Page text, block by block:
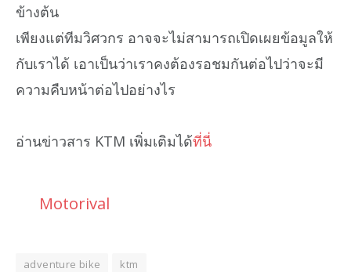
ข้างต้น
เพียงแต่ทีมวิศวกร อาจจะไม่สามารถเปิดเผยข้อมูลให้
กับเราได้ เอาเป็นว่าเราคงต้องรอชมกันต่อไปว่าจะมี
ความคืบหน้าต่อไปอย่างไร
อ่านข่าวสาร KTM เพิ่มเติมได้ที่นี่
Motorival
adventure bike ktm